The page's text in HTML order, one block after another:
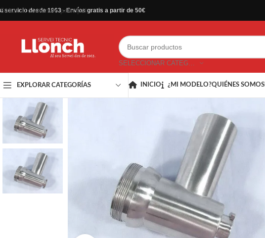
Saltar al contenido principal
servicio desde 1963 - Envíos gratis a partir de 50€
EXPLORAR CATEGORÍAS INICIO ¿MI MODELO?QUIÉNES SOMOS